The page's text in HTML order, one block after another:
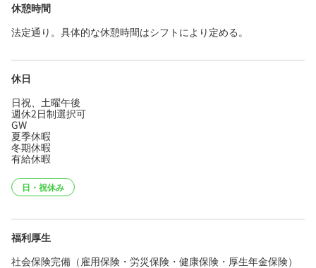
休憩時間
法定通り。具体的な休憩時間はシフトにより定める。
休日
日祝、土曜午後
週休2日制選択可
GW
夏季休暇
冬期休暇
有給休暇
日・祝休み
福利厚生
社会保険完備（雇用保険・労災保険・健康保険・厚生年金保険）